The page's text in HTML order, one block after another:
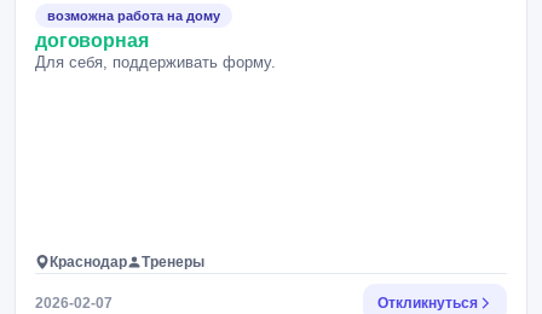
возможна работа на дому
договорная
Для себя, поддерживать форму.
Краснодар Тренеры
2026-02-07 Откликнуться